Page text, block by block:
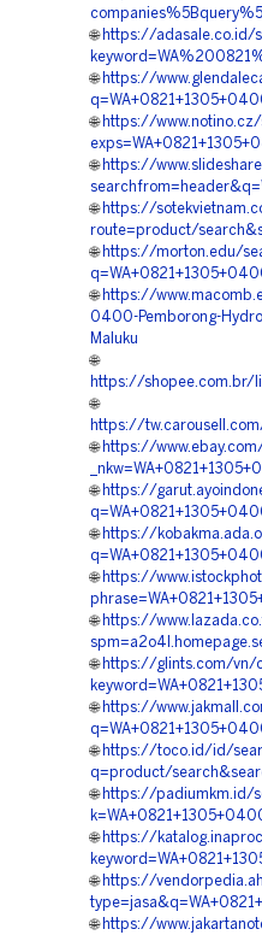
🌐 https://adasale.co.id/
🌐 https://
🌐 https://www.notino.cz/
🌐 https://
🌐 https://
route=product/
🌐 https://morton.edu/
🌐 https://
0400-Pemborong-
Maluku
🌐
https://shopee.com.br/
🌐
https://
🌐 https://
🌐 https://
🌐 https://
🌐 https://
🌐 https://
🌐 https://glints.com/vn/
🌐 https://
🌐 https://toco.id/id/
q=product/
🌐 https://padiumkm.id/
🌐 https://
🌐 https://
🌐 https://